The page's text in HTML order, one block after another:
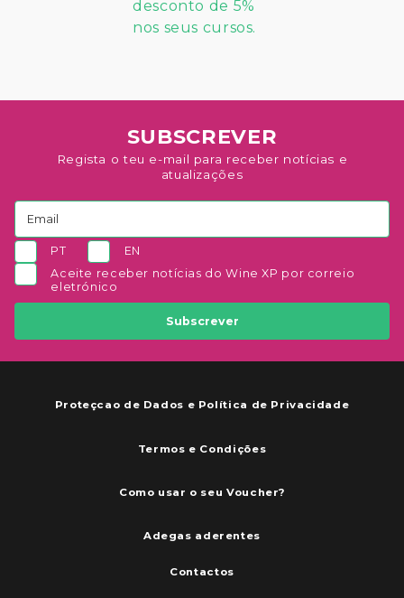
SUBSCREVER
Regista o teu e-mail para receber notícias e
atualizações
PT
EN
Aceite receber notícias do Wine XP por correio
eletrónico
Subscrever
Proteçcao de Dados e Política de Privacidade
Termos e Condições
Como usar o seu Voucher?
Adegas aderentes
Contactos